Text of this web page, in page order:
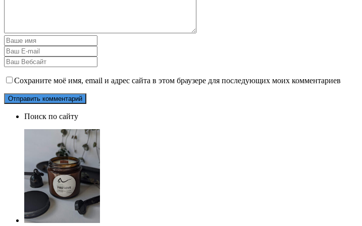
Сохраните моё имя, email и адрес сайта в этом браузере для последующих моих комментариев
Поиск по сайту